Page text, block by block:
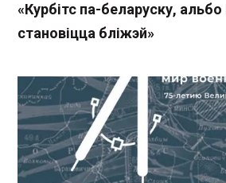
«Курбітс па-беларуску,
становіцца бліжэй»